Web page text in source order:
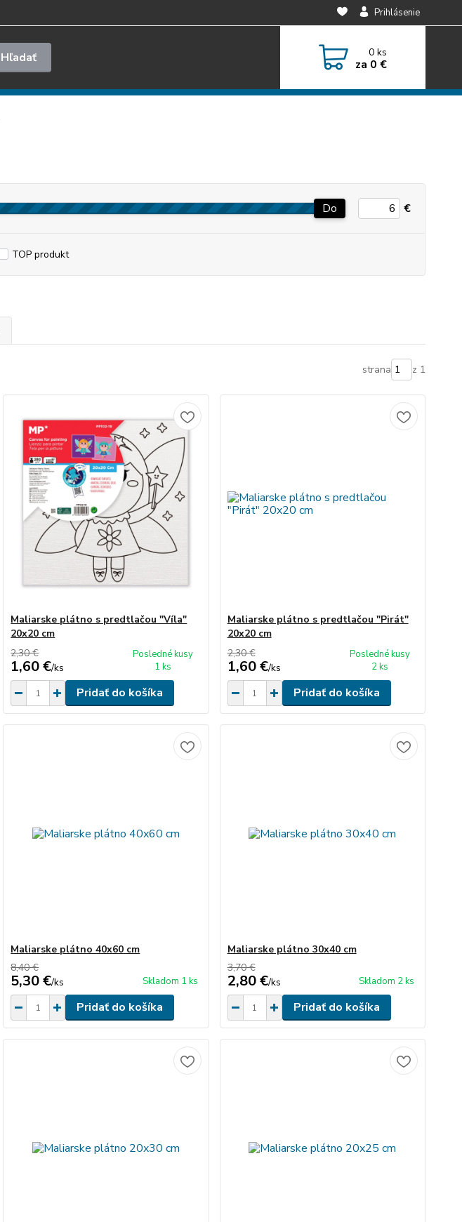
Prihlásenie
Hľadať 0ks
za 0 €
Do €
TOP produkt
strana z 1
Maliarske plátno s predtlačou "Víla"
20x20 cm
2,30 €
1,60 €/ks
Posledné kusy
1 ks
Pridať do košíka
Maliarske plátno s predtlačou "Pirát"
20x20 cm
2,30 €
1,60 €/ks
Posledné kusy
2 ks
Pridať do košíka
Maliarske plátno 40x60 cm
8,40 €
5,30 €/ks Skladom 1 ks
Pridať do košíka
Maliarske plátno 30x40 cm
3,70 €
2,80 €/ks Skladom 2 ks
Pridať do košíka